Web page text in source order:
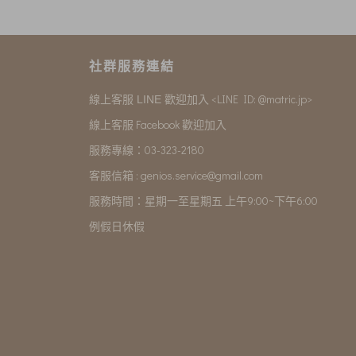
社群服務連結
線上客服 LINE 歡迎加入 <LINE ID: @matric.jp>
線上客服 Facebook 歡迎加入
服務專線：03-323-2180
客服信箱 : genios.service@gmail.com
服務時間：星期一至星期五 上午9:00~下午6:00
例假日休假